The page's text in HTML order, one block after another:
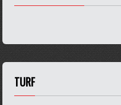
TURF